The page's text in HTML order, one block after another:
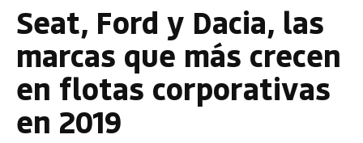
Seat, Ford y Dacia, las
marcas que más crecen
en flotas corporativas
en 2019